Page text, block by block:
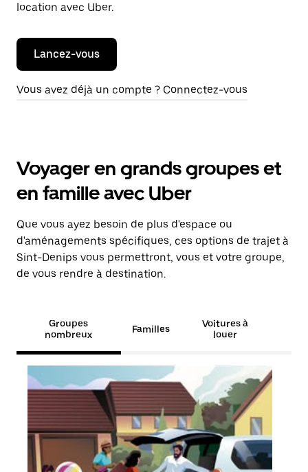
location avec Uber.
Lancez-vous
Vous avez déjà un compte ? Connectez-vous
Voyager en grands groupes et
en famille avec Uber
Que vous ayez besoin de plus d'espace ou
d'aménagements spécifiques, ces options de trajet à
Sint-Denips vous permettront, vous et votre groupe,
de vous rendre à destination.
Groupes
nombreux
Familles
Voitures à
louer